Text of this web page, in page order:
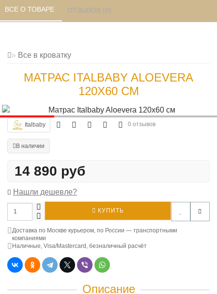
Все в кроватку
МАТРАС ITALBABY ALOEVERA
120X60 СМ
ВСЕ О ТОВАРЕ ОТЗЫВОВ (0)
Italbaby 0 отзывов
В наличии
14 890 руб
Нашли дешевле?
КУПИТЬ
Доставка по Москве курьером, по России — транспортными
компаниями
Наличные, Visa/Mastercard, безналичный расчёт
Описание